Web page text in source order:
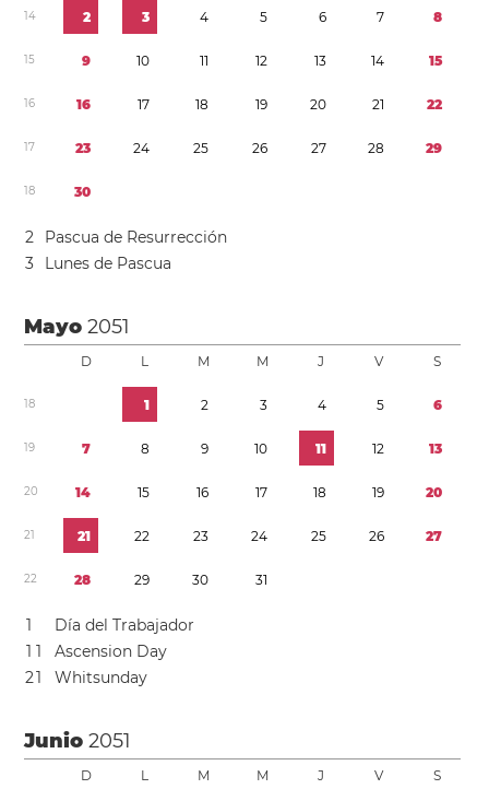
14 2 3 4 5 6 7 8
15 9 10 11 12 13 14 15
16 16 17 18 19 20 21 22
17 23 24 25 26 27 28 29
18 30
2
Pascua de Resurrección
3
Lunes de Pascua
Mayo2051
D L M M J V S
18 1 2 3 4 5 6
19 7 8 9 10 11 12 13
20 14 15 16 17 18 19 20
21 21 22 23 24 25 26 27
22 28 29 30 31
1
Día del Trabajador
1 1
Ascension Day
21 Whitsunday
Junio2051
D L M M J V S